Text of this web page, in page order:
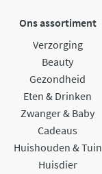
Ons assortiment
Verzorging
Beauty
Gezondheid
Eten & Drinken
Zwanger & Baby
Cadeaus
Huishouden & Tuin
Huisdier